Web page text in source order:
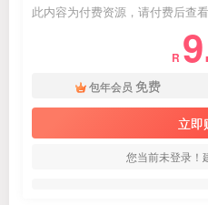
此内容为付费资源，请付费后查看
R
包年会员 免费
立即
您当前未登录！